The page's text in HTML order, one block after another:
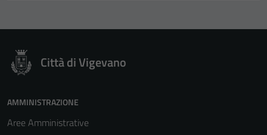
Città di Vigevano
AMMINISTRAZIONE
Aree Amministrative